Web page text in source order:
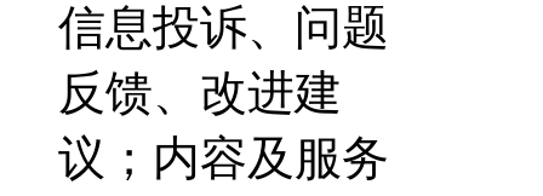
信息投诉、问题
反馈、改进建
议；内容及服务